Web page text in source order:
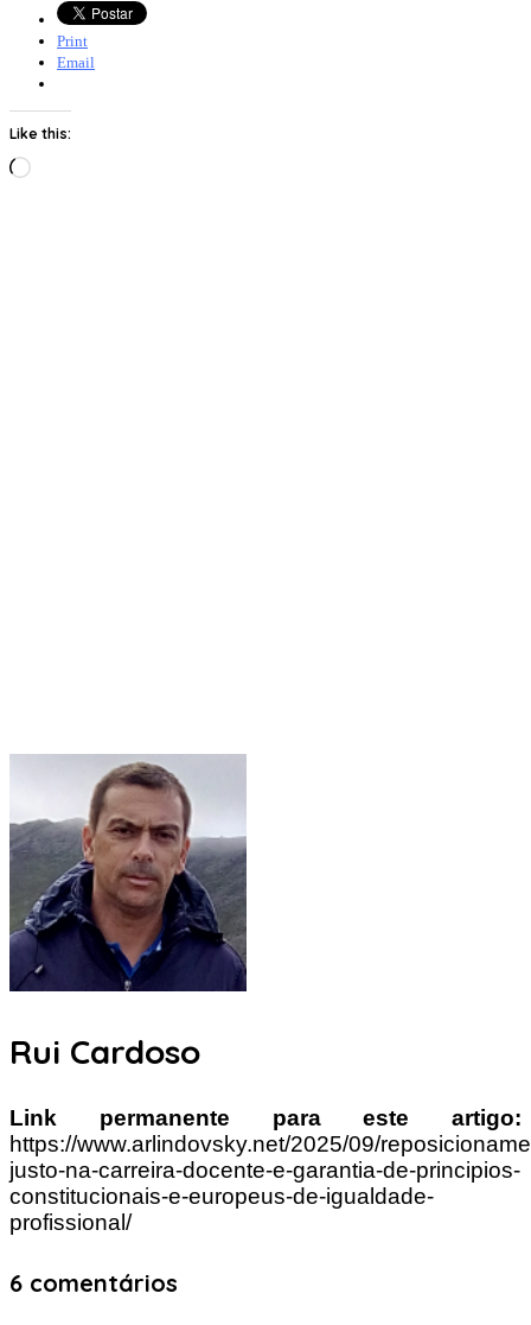
Print
Email
Like this:
Loading…
Rui Cardoso
Link permanente para este artigo:
https://www.arlindovsky.net/2025/09/
justo-na-carreira-docente-e-garantia-de-principios-
constitucionais-e-europeus-de-igualdade-
profissional/
6 comentários